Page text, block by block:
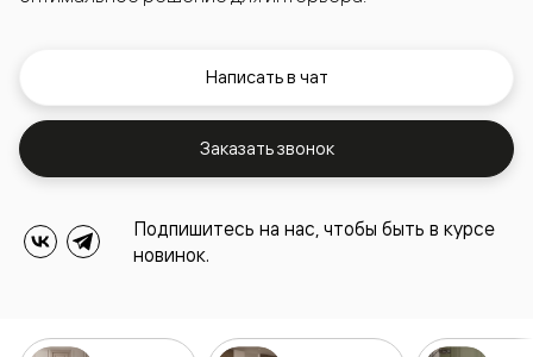
Написать в чат
Заказать звонок
Подпишитесь на нас, чтобы быть в курсе
новинок.